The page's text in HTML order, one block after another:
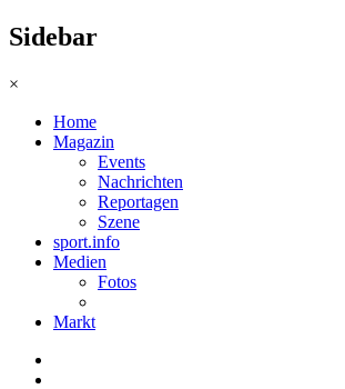
Sidebar
×
Home
Magazin
Events
Nachrichten
Reportagen
Szene
sport.info
Medien
Fotos
Markt